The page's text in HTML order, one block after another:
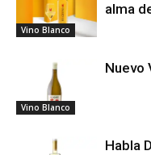
Vino Blanco
alma
Vino Blanco
Nuevo
Habla